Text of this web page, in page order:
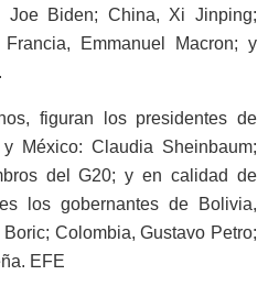
Biden; China, Xi Jinping;
Emmanuel Macron; y
figuran los presidentes de
México: Claudia Sheinbaum;
del G20; y en calidad de
los gobernantes de Bolivia,
Colombia, Gustavo Petro;
EFE